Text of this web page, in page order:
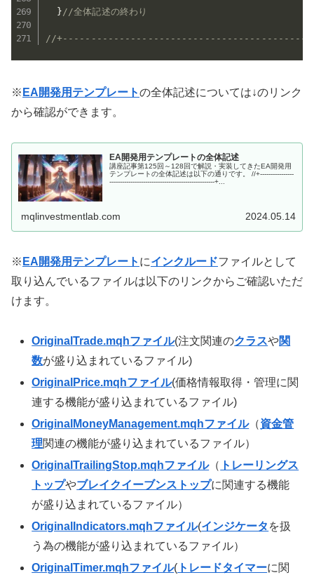
} //全体記述の終わり
//
※ EA開発用テンプレートの全体記述については↓のリンク
から確認ができます。
EA開発用テンプレートの全体記述
講座記事第125回～128回で解説・実装してきたEA開発用
テンプレートの全体記述は以下の通りです。 //+----------------
--------------------------------------------------+...
mqlinvestmentlab.com 2024.05.14
※ EA開発用テンプレート にインクルードファイルとして
取り込んでいるファイルは以下のリンクからご確認いただ
けます。
OriginalTrade.mqhファイル(注文関連のクラスや関
数が盛り込まれているファイル)
OriginalPrice.mqhファイル(価格情報取得・管理に関
連する機能が盛り込まれているファイル)
OriginalMoneyManagement.mqhファイル（資金管
理関連の機能が盛り込まれているファイル）
OriginalTrailingStop.mqhファイル（ トレーリングス
トップやブレイクイーブンストップに関連する機能
が盛り込まれているファイル）
OriginalIndicators.mqhファイル(インジケータ を扱
う為の機能が盛り込まれているファイル）
OriginalTimer.mqhファイル( トレードタイマーに関